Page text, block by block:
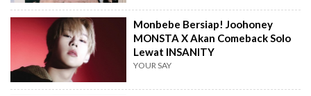
Monbebe Bersiap! Joohoney
MONSTA X Akan Comeback Solo
Lewat INSANITY
YOUR SAY